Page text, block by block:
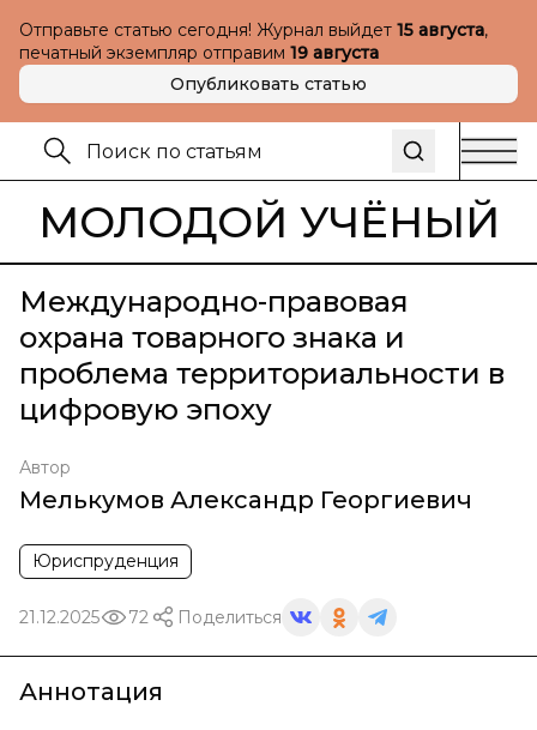
Отправьте статью сегодня! Журнал выйдет 15 августа,
печатный экземпляр отправим 19 августа
Опубликовать статью
МОЛОДОЙ УЧЁНЫЙ
Международно-правовая
охрана товарного знака и
проблема территориальности в
цифровую эпоху
Автор
Мелькумов Александр Георгиевич
Юриспруденция
21.12.2025 72 Поделиться
Аннотация